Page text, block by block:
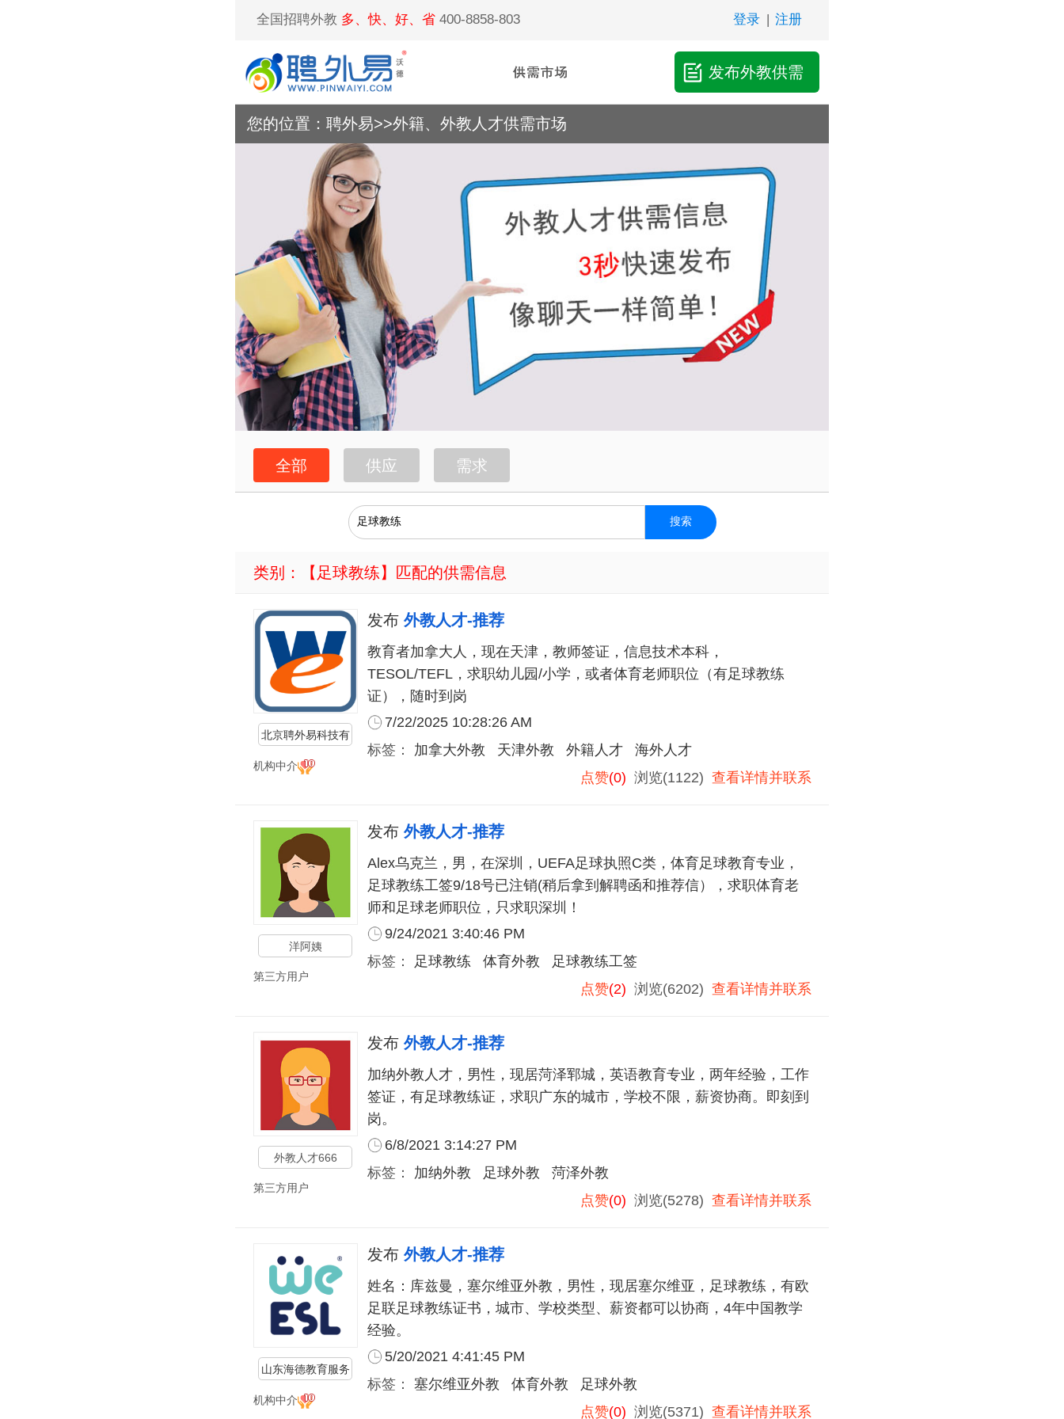
全国招聘外教 多、快、好、省400-8858-803 登录 | 注册
发布外教供需
您的位置： 聘外易>>外籍、外教人才供需市场
全部 供应 需求
搜索
类别：【 足球教练】匹配的供需信息
北京聘外易科技有
限公司
机构中介
发布 外教人才-推荐
教育者加拿大人，现在天津，教师签证，信息技术本科，
TESOL/TEFL，求职幼儿园/小学，或者体育老师职位（有足球教练
证），随时到岗
7/22/2025 10:28:26 AM
标签： 加拿大外教 天津外教 外籍人才
海外人才
点赞(0) 浏览(1122) 查看详情并联系
洋阿姨
第三方用户
发布 外教人才-推荐
Alex乌克兰，男，在深圳，UEFA足球执照C类，体育足球教育专业，
足球教练工签9/18号已注销(稍后拿到解聘函和推荐信），求职体育老
师和足球老师职位，只求职深圳！
9/24/2021 3:40:46 PM
标签：
足球教练 体育外教
足球教练工签
点赞(2) 浏览(6202) 查看详情并联系
外教人才666
第三方用户
发布 外教人才-推荐
加纳外教人才，男性，现居菏泽郓城，英语教育专业，两年经验，工作
签证，有足球教练证，求职广东的城市，学校不限，薪资协商。即刻到
岗。
6/8/2021 3:14:27 PM
标签： 加纳外教 足球外教
菏泽外教
点赞(0) 浏览(5278) 查看详情并联系
山东海德教育服务
有限公司
机构中介
发布 外教人才-推荐
姓名：库兹曼，塞尔维亚外教，男性，现居塞尔维亚，足球教练，有欧
足联足球教练证书，城市、学校类型、薪资都可以协商，4年中国教学
经验。
5/20/2021 4:41:45 PM
标签： 塞尔维亚外教 体育外教
足球外教
点赞(0) 浏览(5371) 查看详情并联系